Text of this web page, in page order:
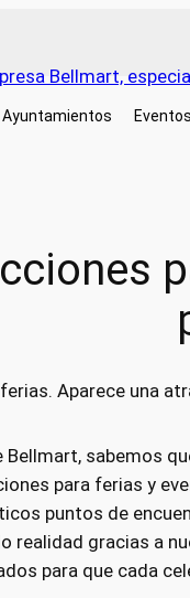
Ayuntamientos
Bellmart, sabemos
para ferias y
puntos de
realidad gracias a
para que cada